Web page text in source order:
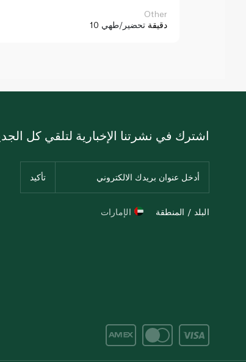
Other
10 دقيقة تحضير/طهي
اشترك في نشرتنا الإخبارية لتلقي كل
البلد / المنطقة الإمارات